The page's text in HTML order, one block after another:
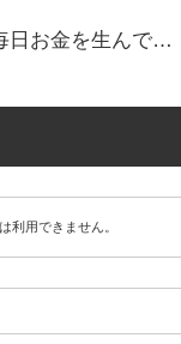
日お金を生んで…
利用できません。